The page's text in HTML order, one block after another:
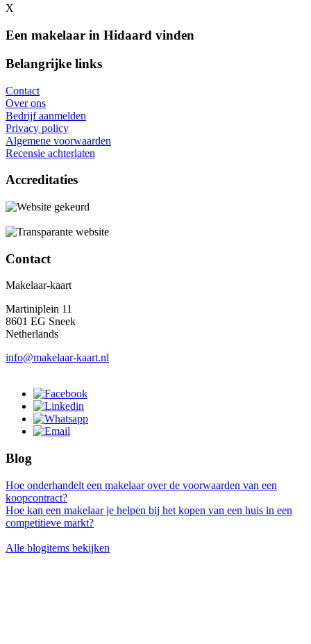
X
Een makelaar in Hidaard vinden
Belangrijke links
Contact
Over ons
Bedrijf aanmelden
Privacy policy
Algemene voorwaarden
Recensie achterlaten
Accreditaties
Contact
Makelaar-kaart
Martiniplein 11
8601 EG Sneek
Netherlands
info@makelaar-kaart.nl
Blog
Hoe onderhandelt een makelaar over de voorwaarden van een
koopcontract?
Hoe kan een makelaar je helpen bij het kopen van een huis in een
competitieve markt?
Alle blogitems bekijken